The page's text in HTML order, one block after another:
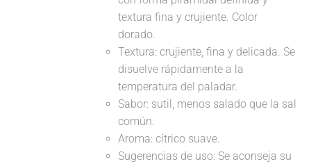
textura fina y crujiente. Color
dorado.
Textura: crujiente, fina y delicada. Se
disuelve rápidamente a la
temperatura del paladar.
Sabor: sutil, menos salado que la sal
común.
Aroma: cítrico suave.
Sugerencias de uso: Se aconseja su